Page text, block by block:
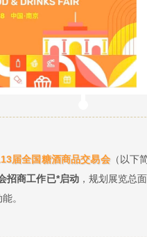
届全国糖酒商品交易会（以下
招商工作已*启动，规划展览总
。